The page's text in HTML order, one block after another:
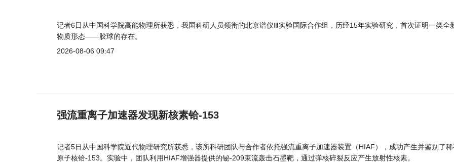
记者6日从中国科学院高能物理所获悉，我国科研人员领衔的北京谱仪Ⅲ实验国际合作组，历经15年实验研究，首次证明一类全
物质形态——胶球的存在。
2026-08-06 09:47
强流重离子加速器发现新核素铪-153
记者5日从中国科学院近代物理研究所获悉，该所科研团队与合作者依托强流重离子加速器装置（HIAF），成功产生并鉴别了
原子核铪-153。实验中，团队利用HIAF增强器提供的铋-209束流轰击石墨靶，通过弹核碎裂反应产生放射性核素。